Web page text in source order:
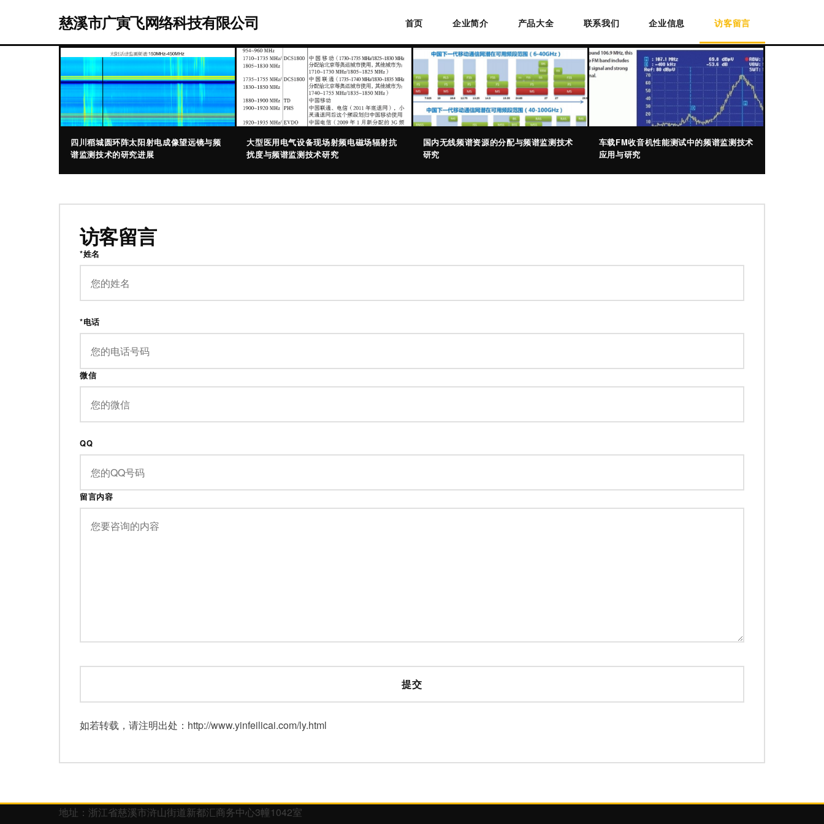
慈溪市广寅飞网络科技有限公司 首页 企业简介 产品大全 联系我们 企业信息 访客留言
四川稻城圆环阵太阳射电成像望远镜与频
谱监测技术的研究进展
大型医用电气设备现场射频电磁场辐射抗
扰度与频谱监测技术研究
国内无线频谱资源的分配与频谱监测技术
研究
车载FM收音机性能测试中的频谱监测技术
应用与研究
访客留言
*姓名
*电话
微信
QQ
留言内容
如若转载，请注明出处：http://www.yinfeilicai.com/ly.html
地址：浙江省慈溪市浒山街道新都汇商务中心3幢1042室